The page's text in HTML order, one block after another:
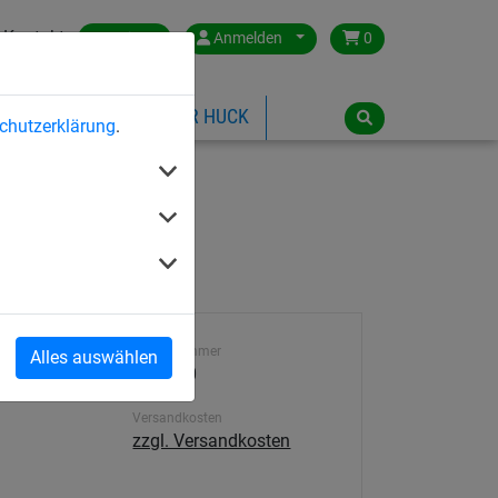
.
Alles auswählen
Kontakt Austria Anmelden 0
ÜBER HUCK
Artikelnummer
4652-10
Versandkosten
zzgl. Versandkosten